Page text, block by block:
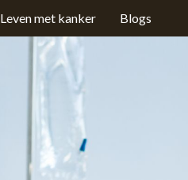
Leven met kanker Blogs